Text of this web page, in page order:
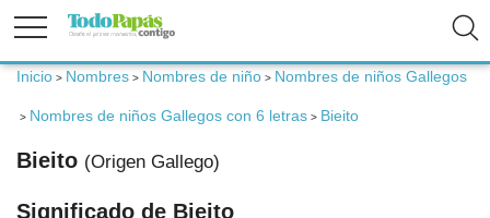
Embarazo
Inicio > Nombres > Nombres de niño > Nombres de niños Gallegos
> Nombres de niños Gallegos con 6 letras > Bieito
Bieito (Origen Gallego)
Significado de Bieito